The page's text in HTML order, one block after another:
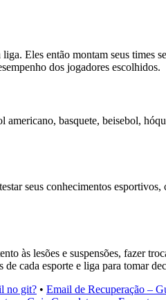
Eles então montam seus times
dos jogadores escolhidos.
basquete, beisebol,
seus conhecimentos
às lesões e suspensões, fazer
cada esporte e liga para tomar
no git? • Email de Recuperação –